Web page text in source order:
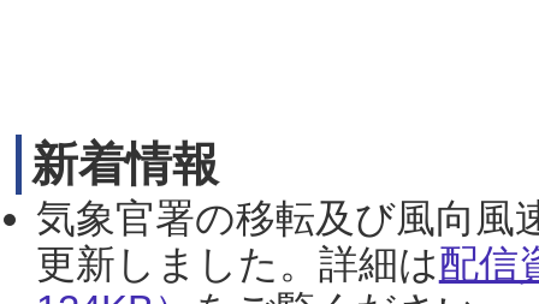
新着情報
気象官署の移転及び風向風
更新しました。詳細は配信